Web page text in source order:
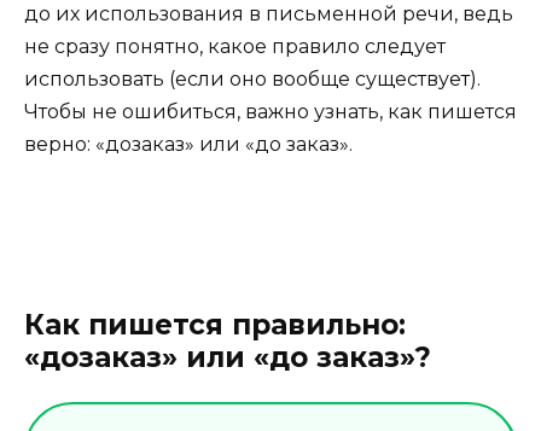
до их использования в письменной речи, ведь
не сразу понятно, какое правило следует
использовать (если оно вообще существует).
Чтобы не ошибиться, важно узнать, как пишется
верно: «дозаказ» или «до заказ».
Как пишется правильно:
«дозаказ» или «до заказ»?